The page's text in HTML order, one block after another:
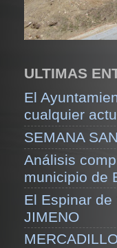
ULTIMAS
El
cualquier
SEMANA
Análisis
municipio de
El Espinar de
JIMENO